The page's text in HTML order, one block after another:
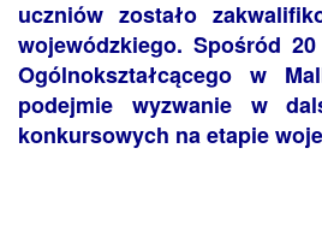
uczniów zostało
wojewódzkiego. Spośród
Ogólnokształcącego w
podejmie wyzwanie w
konkursowych na etapie